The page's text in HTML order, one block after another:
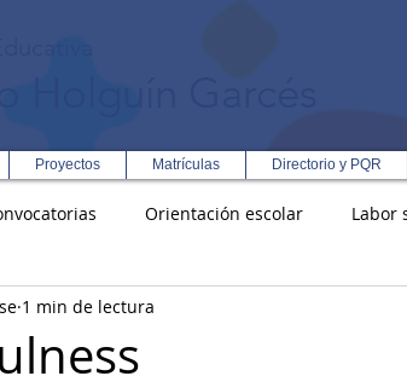
Proyectos Matrículas Directorio y PQR
Orientación escolar Labor
Formación Integral en Turismo
1 min de lectura